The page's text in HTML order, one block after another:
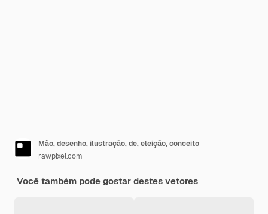
Mão, desenho, ilustração, de, eleição, conceito
rawpixel.com
Você também pode gostar destes vetores